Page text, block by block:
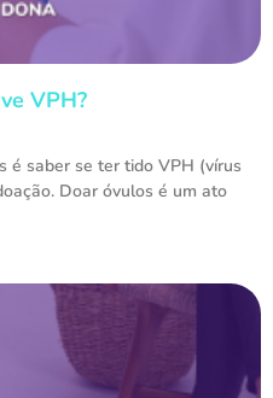
VPH?
é saber se ter tido VPH (vírus
Doar óvulos é um ato